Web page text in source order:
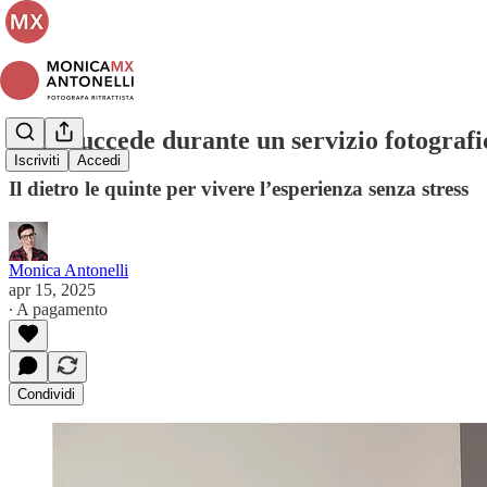
Iscriviti Accedi
Cosa succede durante un servizio
Il dietro le quinte per vivere l’esperienza senza stress
Monica Antonelli
apr 15, 2025
∙ A pagamento
Condividi